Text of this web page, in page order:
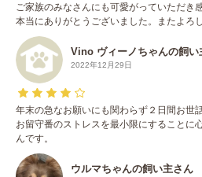
ご家族のみなさんにも可愛がっていただき
本当にありがとうございました。またよろ
Vino ヴィーノちゃんの飼い
2022年12月29日
年末の急なお願いにも関わらず２日間お世
お留守番のストレスを最小限にすることに
んです。
ウルマちゃんの飼い主さん